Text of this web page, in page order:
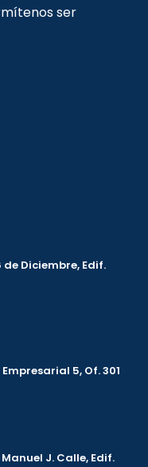
ser
de Diciembre, Edif.
5, Of. 301
J. Calle, Edif.